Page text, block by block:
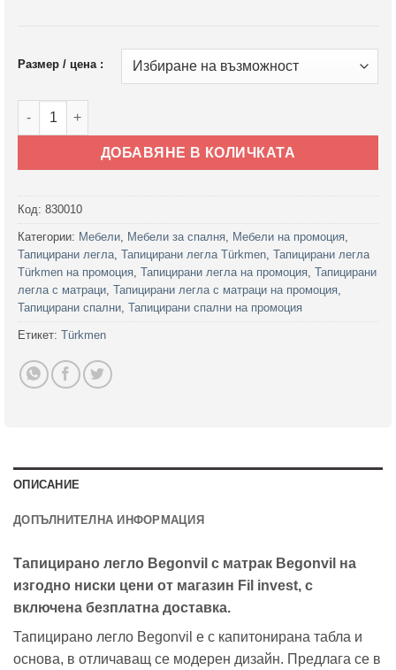
Размер / цена :
количество за Тапицирано легло Begonvil с матрак
ДОБАВЯНЕ В КОЛИЧКАТА
Код: 830010
Категории: Мебели Мебели за спалня Мебели на промоция
Тапицирани легла Тапицирани легла Türkmen Тапицирани легла
Türkmen на промоция Тапицирани легла на промоция Тапицирани
легла с матраци Тапицирани легла с матраци на промоция
Тапицирани спални Тапицирани спални на промоция
Етикет: Türkmen
ОПИСАНИЕ
ДОПЪЛНИТЕЛНА ИНФОРМАЦИЯ
Тапицирано легло Begonvil с матрак Begonvil на
изгодно ниски цени от магазин Fil invest, с
включена безплатна доставка.
Тапицирано легло Begonvil е с капитонирана табла и
основа, в отличаващ се модерен дизайн. Предлага се в